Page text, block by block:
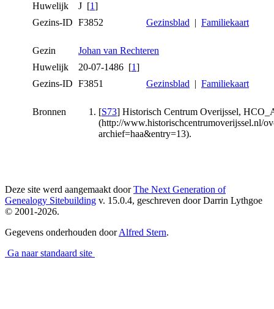
Huwelijk
J [1]
Gezins-ID F3852 Gezinsblad | Familiekaart
Gezin
Johan van Rechteren
Huwelijk
20-07-1486 [1]
Gezins-ID F3851 Gezinsblad | Familiekaart
Bronnen [S73] Historisch Centrum Overijssel,
(http://www.historischcentrumoverijssel.nl/
archief=haa&entry=13).
Deze site werd aangemaakt doorThe Next Generation of
Genealogy Sitebuilding v. 15.0.4, geschreven door Darrin Lythgoe
© 2001-2026.
Gegevens onderhouden doorAlfred Stern.
Ga naar standaard site